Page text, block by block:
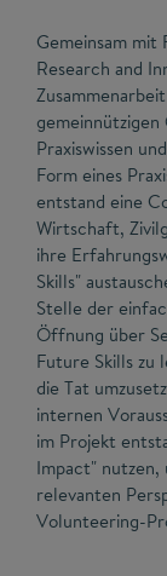
Gemeinsam
Research and
Praxiswissen
Form eines
entstand eine
Wirtschaft,
ihre
Skills"
Stelle der
Öffnung über
Future Skills zu
die Tat
internen
im Projekt
Impact"
relevanten
Volunteering-